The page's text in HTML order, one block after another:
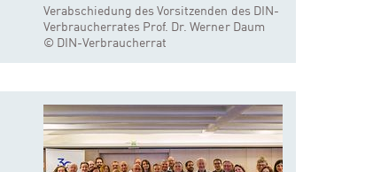
Verabschiedung des Vorsitzenden des DIN-
Verbraucherrates Prof. Dr. Werner Daum
© DIN-Verbraucherrat